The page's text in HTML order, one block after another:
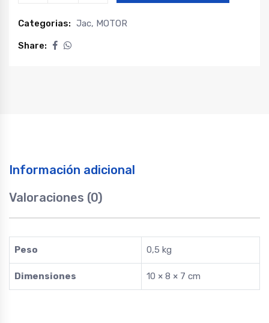
b
sunray
4
quantity
Categorias: Jac, MOTOR
Share:
Información adicional
Valoraciones (0)
Peso 0,5 kg
Dimensiones 10 × 8 × 7 cm